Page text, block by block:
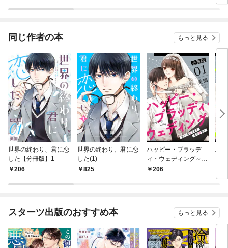
し
て
同じ作者の本 もっと見る
世界の終わり、君に恋
した【分冊版】1
206
世界の終わり、君に恋
した(1)
825
ハッピー・ブラッデ
ィ・ウェディング～誓
いのキスまであと何
206
ハ
周
スターツ出版のおすすめ本 もっと見る